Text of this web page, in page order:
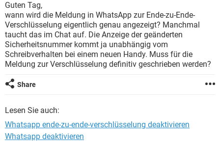
FACEBOOK
WHATSAPP TIKTOK
FACEBOOK HARDWARE
ANDROID
WINDOWS 10 INSTAGRAM
WHATSAPP TIKTOK
FACEBOOK HARDWARE
Guten Tag,
wann wird die Meldung in WhatsApp zur Ende-zu-Ende-
Verschlüsselung eigentlich genau angezeigt? Manchmal
taucht das im Chat auf. Die Anzeige der geänderten
Sicherheitsnummer kommt ja unabhängig vom
Schreibverhalten bei einem neuen Handy. Muss für die
Meldung zur Verschlüsselung definitiv geschrieben werden?
Share
Lesen Sie auch:
Whatsapp ende-zu-ende-verschlüsselung deaktivieren
Whatsapp deaktivieren